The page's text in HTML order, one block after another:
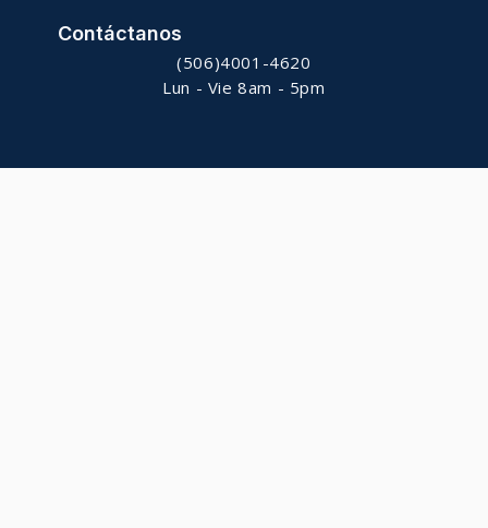
Contáctanos
(506)4001-4620
Lun - Vie 8am - 5pm